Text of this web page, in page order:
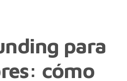
para
cómo